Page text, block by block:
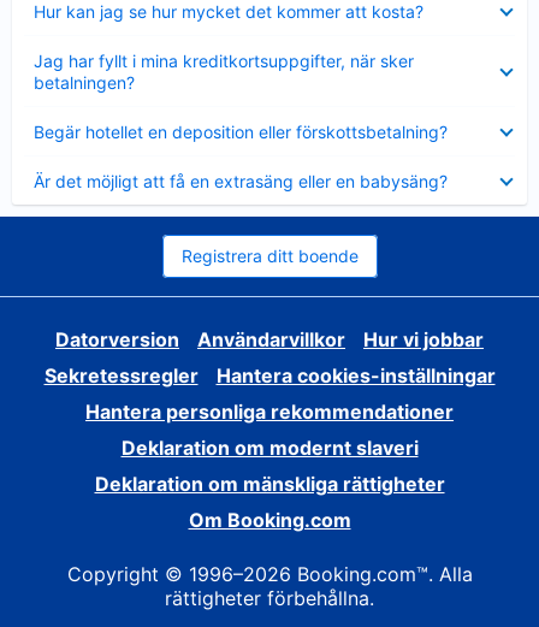
Hur kan jag se hur mycket det kommer att kosta?
mindre
Jag har fyllt i mina kreditkortsuppgifter, när sker
betalningen?
mindre
Begär hotellet en deposition eller förskottsbetalning?
mindre
Är det möjligt att få en extrasäng eller en babysäng?
mindre
Registrera ditt boende
Datorversion Användarvillkor
Hur vi jobbar
Sekretessregler
Hantera cookies-inställningar
Hantera personliga rekommendationer
Deklaration om modernt slaveri
Deklaration om mänskliga rättigheter
Om Booking.com
Copyright © 1996–2026 Booking.com™. Alla
rättigheter förbehållna.